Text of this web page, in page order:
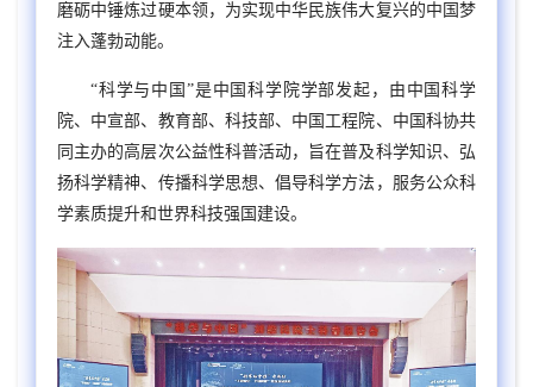
磨砺中锤炼过硬本领，为实现中华民族伟大复兴的中国梦
注入蓬勃动能。
“科学与中国”是中国科学院学部发起，由中国科学
院、中宣部、教育部、科技部、中国工程院、中国科协共
同主办的高层次公益性科普活动，旨在普及科学知识、弘
扬科学精神、传播科学思想、倡导科学方法，服务公众科
学素质提升和世界科技强国建设。